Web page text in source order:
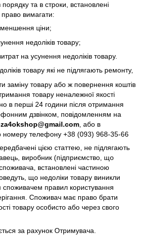
порядку та в строки, встановлені
вимагати:
ціни;
недоліків товару;
на усунення недоліків товару.
товару які не підлягають ремонту,
заміну товару або ж повернення коштів
товару неналежної якості
в перші 24 години після отримання
дзвінком, повідомленням на
, або в
номеру телефону +38 (093) 968-35-66
цією статтею, не підлягають
виробник (підприємство, що
встановлені частиною
що недоліки товару виникли
споживачем правил користування
Споживач має право брати
товару особисто або через свого
за рахунок Отримувача.